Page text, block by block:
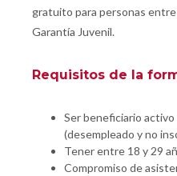
gratuito para personas
Garantía Juvenil.
Requisitos de la
Ser beneficiario
(desempleado y no
Tener entre 18 y 29
Compromiso de